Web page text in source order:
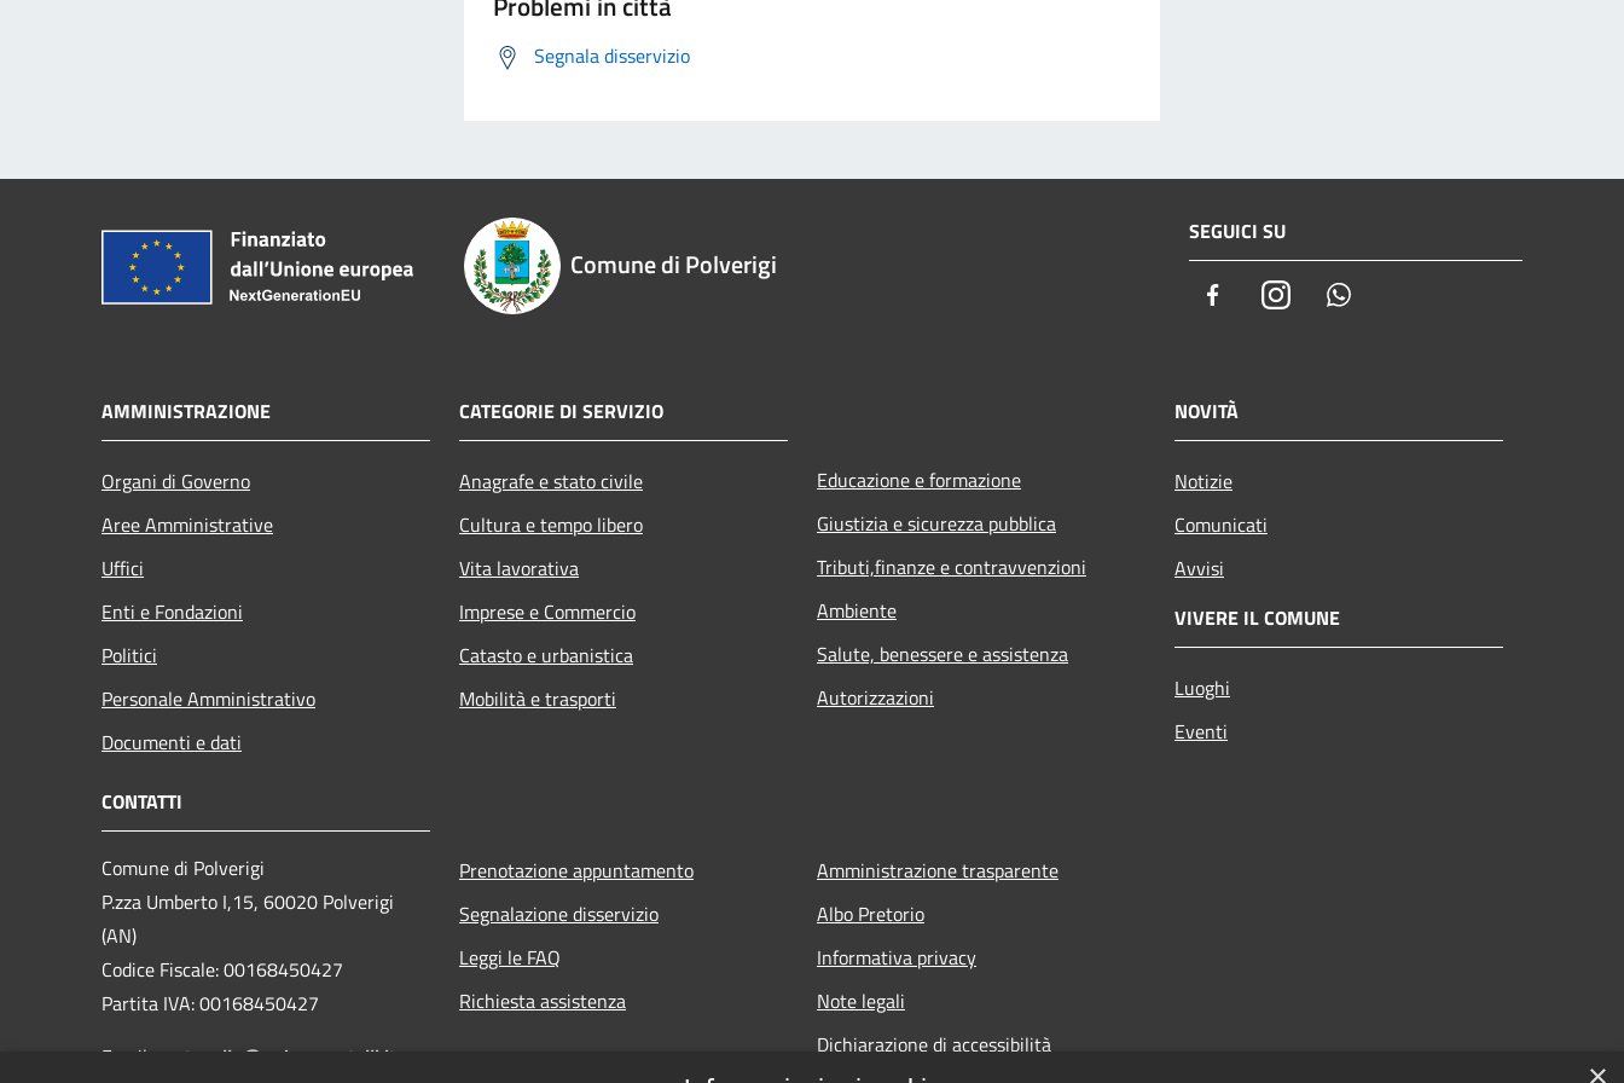
Segnala disservizio
Comune di Polverigi
SEGUICI SU
FacebookInstagram
AMMINISTRAZIONE
Organi di Governo
Aree Amministrative
Uffici
Enti e Fondazioni
Politici
Personale Amministrativo
Documenti e dati
CATEGORIE DI SERVIZIO
Anagrafe e stato civile
Cultura e tempo libero
Vita lavorativa
Imprese e Commercio
Catasto e urbanistica
Mobilità e trasporti
Educazione e formazione
Giustizia e sicurezza pubblica
Tributi,finanze e contravvenzioni
Ambiente
Salute, benessere e assistenza
Autorizzazioni
NOVITÀ
Notizie
Comunicati
Avvisi
VIVERE IL COMUNE
Luoghi
Eventi
CONTATTI
Comune di Polverigi
P.zza Umberto I,15, 60020 Polverigi
(AN)
Codice Fiscale: 00168450427
Partita IVA: 00168450427
Email:
protocollo@unionecastelli.it
Prenotazione appuntamento
Segnalazione disservizio
Leggi le FAQ
Richiesta assistenza
Amministrazione trasparente
Albo Pretorio
Informativa privacy
Note legali
Dichiarazione di accessibilità